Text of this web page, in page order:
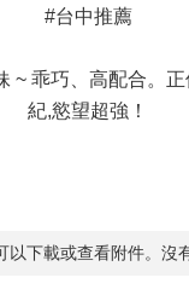
#台中推薦
~ 乖巧、高配合。
紀,慾望超強！
以下載或查看附件。沒